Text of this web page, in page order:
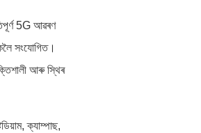
5G আৱৰণ
সংযোগিত।
আৰু স্থিৰ
ক্যাম্পাছ,